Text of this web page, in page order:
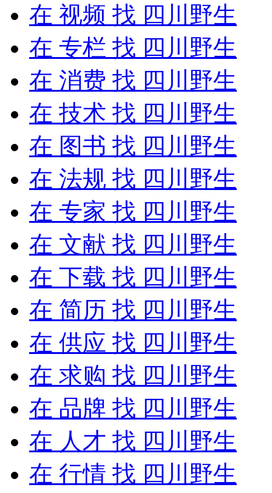
在 视频 找 四川野生
在 专栏 找 四川野生
在 消费 找 四川野生
在 技术 找 四川野生
在 图书 找 四川野生
在 法规 找 四川野生
在 专家 找 四川野生
在 文献 找 四川野生
在 下载 找 四川野生
在 简历 找 四川野生
在 供应 找 四川野生
在 求购 找 四川野生
在 品牌 找 四川野生
在 人才 找 四川野生
在 行情 找 四川野生